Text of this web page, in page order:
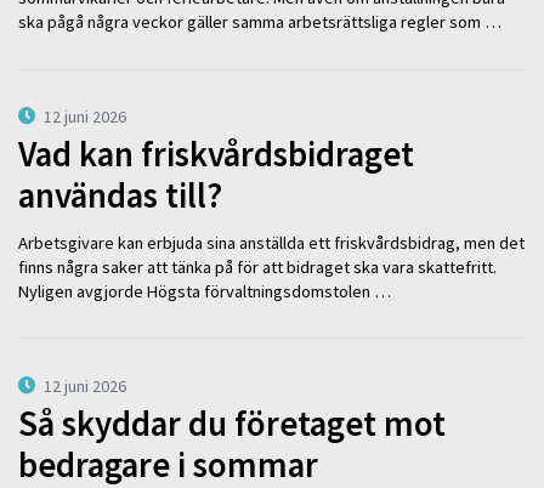
ska pågå några veckor gäller samma arbetsrättsliga regler som …
12 juni 2026
Vad kan friskvårdsbidraget
användas till?
Arbetsgivare kan erbjuda sina anställda ett friskvårdsbidrag, men det
finns några saker att tänka på för att bidraget ska vara skattefritt.
Nyligen avgjorde Högsta förvaltningsdomstolen …
12 juni 2026
Så skyddar du företaget mot
bedragare i sommar